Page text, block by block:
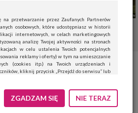
na przetwarzanie przez Zaufanych Partnerów
osobowych, które udostępniasz w historii
internetowych, w celach marketingowych
analizę Twojej aktywności na stronach
w celu ustalenia Twoich potencjalnych
reklamy i oferty) w tym na umieszczanie
(cookies itp.) na Twoich urządzeniach i
kliknij przycisk „Przejdź do serwisu” lub
kliknij „Nie teraz”.
Możesz edytować zakres zgody, w tym
ZGADZAM SIĘ NIE TERAZ